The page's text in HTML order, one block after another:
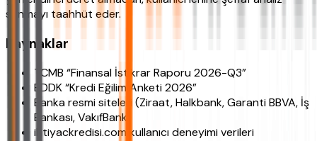
sunmayı taahhüt eder.
Kaynaklar
TCMB “Finansal İstikrar Raporu 2026-Q3”
BDDK “Kredi Eğilim Anketi 2026”
Banka resmi siteleri (Ziraat, Halkbank, Garanti BBVA, İş
Bankası, VakıfBank)
ihtiyackredisi.com kullanıcı deneyimi verileri